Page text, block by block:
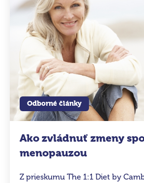
Odborné články
Ako zvládnuť zmeny
menopauzou
Z prieskumu The 1:1 Diet by